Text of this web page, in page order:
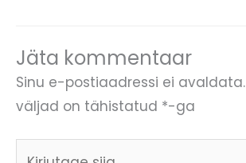
Jäta kommentaar
Sinu e-postiaadressi ei avaldata.
väljad on tähistatud *-ga